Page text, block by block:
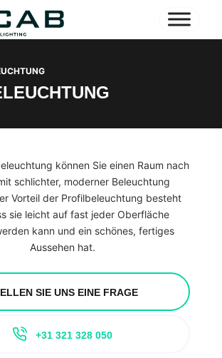
können Sie einen Raum nach
schlichter, moderner Beleuchtung
Vorteil der Profilbeleuchtung besteht
sie leicht auf fast jeder Oberfläche
kann und ein schönes, fertiges
Aussehen hat.
SIE UNS EINE FRAGE
+31 321 328 050